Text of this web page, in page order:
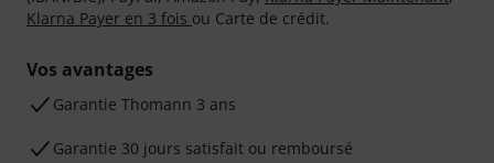
Klarna Payer en 3 fois ou Carte de crédit.
Vos avantages
Ga­ran­tie Thomann 3 ans
Garantie 30 jours satisfait ou remboursé